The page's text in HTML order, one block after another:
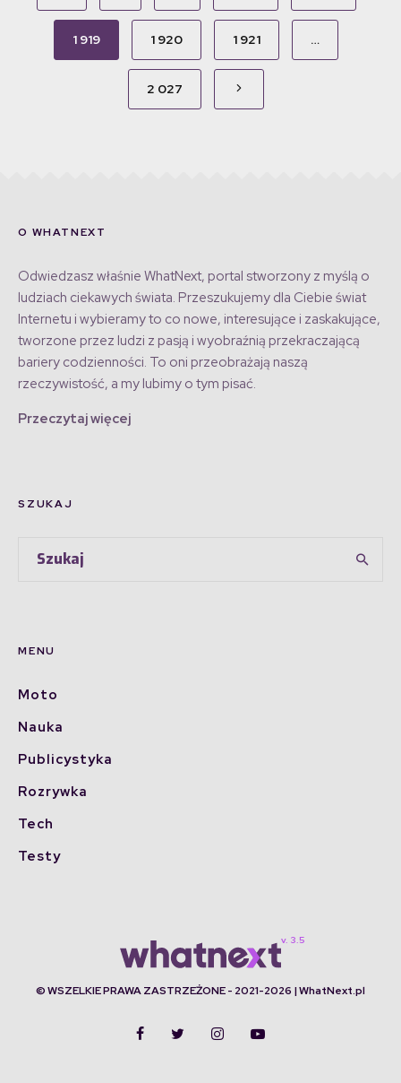
1 919 1 920 1 921 …
2 027
O WHATNEXT
Odwiedzasz właśnie WhatNext, portal stworzony z myślą o
ludziach ciekawych świata. Przeszukujemy dla Ciebie świat
Internetu i wybieramy to co nowe, interesujące i zaskakujące,
tworzone przez ludzi z pasją i wyobraźnią przekraczającą
bariery codzienności. To oni przeobrażają naszą
rzeczywistość, a my lubimy o tym pisać.
Przeczytaj więcej
SZUKAJ
MENU
Moto
Nauka
Publicystyka
Rozrywka
Tech
Testy
© WSZELKIE PRAWA ZASTRZEŻONE - 2021-2026 | WhatNext.pl